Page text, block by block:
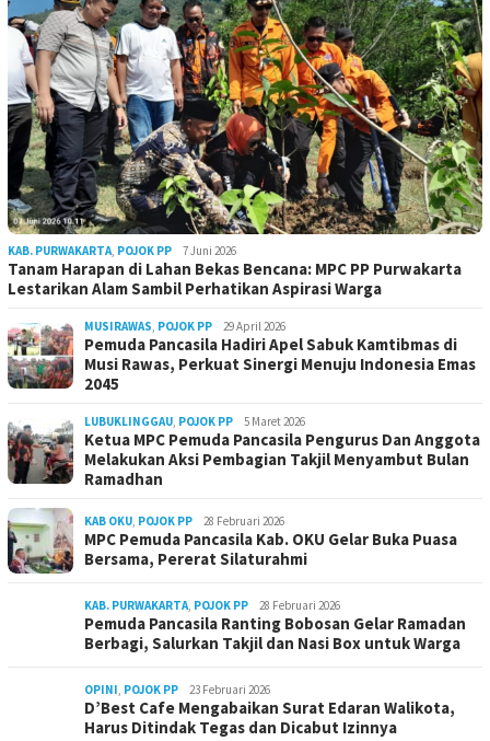
KAB. PURWAKARTA POJOK PP 7 Juni 2026
Tanam Harapan di Lahan Bekas Bencana: MPC PP Purwakarta
Lestarikan Alam Sambil Perhatikan Aspirasi Warga
MUSIRAWAS POJOK PP 29 April 2026
Pemuda Pancasila Hadiri Apel Sabuk Kamtibmas di
Musi Rawas, Perkuat Sinergi Menuju Indonesia Emas
2045
LUBUKLINGGAU POJOK PP 5 Maret 2026
Ketua MPC Pemuda Pancasila Pengurus Dan Anggota
Melakukan Aksi Pembagian Takjil Menyambut Bulan
Ramadhan
KAB OKU POJOK PP 28 Februari 2026
MPC Pemuda Pancasila Kab. OKU Gelar Buka Puasa
Bersama, Pererat Silaturahmi
KAB. PURWAKARTA POJOK PP 28 Februari 2026
Pemuda Pancasila Ranting Bobosan Gelar Ramadan
Berbagi, Salurkan Takjil dan Nasi Box untuk Warga
OPINI POJOK PP 23 Februari 2026
D’Best Cafe Mengabaikan Surat Edaran Walikota,
Harus Ditindak Tegas dan Dicabut Izinnya